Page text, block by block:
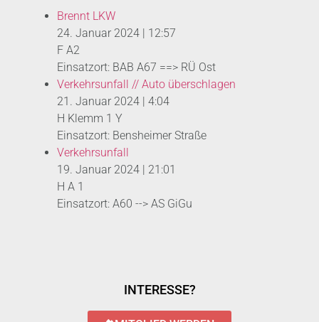
Brennt LKW
24. Januar 2024 | 12:57
F A2
Einsatzort: BAB A67 ==> RÜ Ost
Verkehrsunfall // Auto überschlagen
21. Januar 2024 | 4:04
H Klemm 1 Y
Einsatzort: Bensheimer Straße
Verkehrsunfall
19. Januar 2024 | 21:01
H A 1
Einsatzort: A60 --> AS GiGu
INTERESSE?